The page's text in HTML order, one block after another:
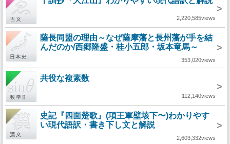
>
2,220,585views
薩長同盟の理由～なぜ薩摩藩と長州藩が手を結
んだのか/西郷隆盛・桂小五郎・坂本竜馬～
>
353,020views
共役な複素数
>
112,140views
史記『四面楚歌』(項王軍壁垓下〜)わかりやす
い現代語訳・書き下し文と解説
>
2,603,332views